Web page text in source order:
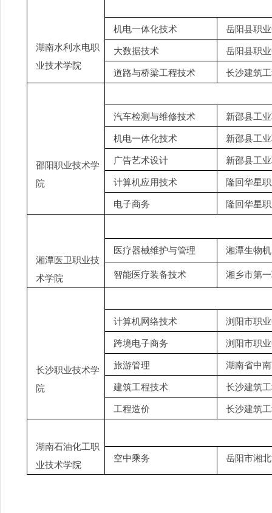
湖南水利水电职
业技术学院
机电一体化技术 岳阳县职
大数据技术 岳阳县职
道路与桥梁工程技术 长沙建筑
邵阳职业技术学
院
汽车检测与维修技术 新邵县工
机电一体化技术 新邵县工
广告艺术设计 新邵县工
计算机应用技术 隆回华星
电子商务 隆回华星
湘潭医卫职业技
术学院
医疗器械维护与管理 湘潭生物
智能医疗装备技术 湘乡市第
长沙职业技术学
院
计算机网络技术 浏阳市职
跨境电子商务 浏阳市职
旅游管理 湖南省中
建筑工程技术 长沙建筑
工程造价 长沙建筑
湖南石油化工职
业技术学院
空中乘务 岳阳市湘